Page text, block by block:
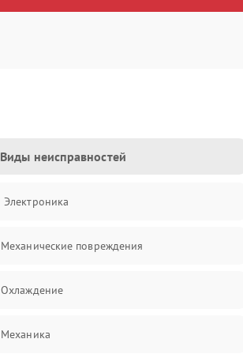
Виды неисправностей
Электроника
Механические повреждения
Охлаждение
Механика